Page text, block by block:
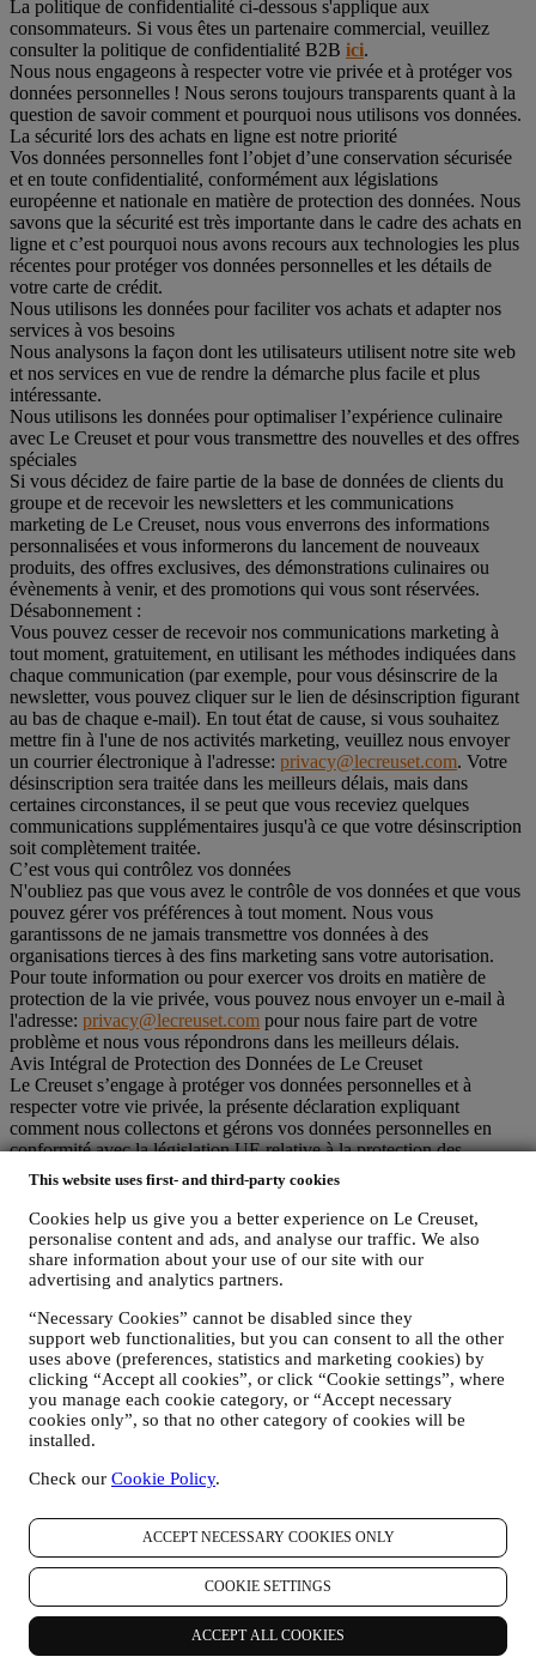
This website uses first- and third-party cookies
Cookies help us give you a better experience on Le Creuset,
personalise content and ads, and analyse our traffic. We also
share information about your use of our site with our
advertising and analytics partners.
“Necessary Cookies” cannot be disabled since they
support web functionalities, but you can consent to all the other
uses above (preferences, statistics and marketing cookies) by
clicking “Accept all cookies”, or click “Cookie settings”, where
you manage each cookie category, or “Accept necessary
cookies only”, so that no other category of cookies will be
installed.
Check our Cookie Policy.
ACCEPT NECESSARY COOKIES ONLY
COOKIE SETTINGS
ACCEPT ALL COOKIES
La politique de confidentialité ci-dessous s'applique aux
consommateurs. Si vous êtes un partenaire commercial, veuillez
consulter la politique de confidentialité B2B ici.
Nous nous engageons à respecter votre vie privée et à protéger vos
données personnelles ! Nous serons toujours transparents quant à la
question de savoir comment et pourquoi nous utilisons vos données.
La sécurité lors des achats en ligne est notre priorité
Vos données personnelles font l’objet d’une conservation sécurisée
et en toute confidentialité, conformément aux législations
européenne et nationale en matière de protection des données. Nous
savons que la sécurité est très importante dans le cadre des achats en
ligne et c’est pourquoi nous avons recours aux technologies les plus
récentes pour protéger vos données personnelles et les détails de
votre carte de crédit.
Nous utilisons les données pour faciliter vos achats et adapter nos
services à vos besoins
Nous analysons la façon dont les utilisateurs utilisent notre site web
et nos services en vue de rendre la démarche plus facile et plus
intéressante.
Nous utilisons les données pour optimaliser l’expérience culinaire
avec Le Creuset et pour vous transmettre des nouvelles et des offres
spéciales
Si vous décidez de faire partie de la base de données de clients du
groupe et de recevoir les newsletters et les communications
marketing de Le Creuset, nous vous enverrons des informations
personnalisées et vous informerons du lancement de nouveaux
produits, des offres exclusives, des démonstrations culinaires ou
évènements à venir, et des promotions qui vous sont réservées.
Désabonnement :
Vous pouvez cesser de recevoir nos communications marketing à
tout moment, gratuitement, en utilisant les méthodes indiquées dans
chaque communication (par exemple, pour vous désinscrire de la
newsletter, vous pouvez cliquer sur le lien de désinscription figurant
au bas de chaque e-mail). En tout état de cause, si vous souhaitez
mettre fin à l'une de nos activités marketing, veuillez nous envoyer
un courrier électronique à l'adresse: privacy@lecreuset.com. Votre
désinscription sera traitée dans les meilleurs délais, mais dans
certaines circonstances, il se peut que vous receviez quelques
communications supplémentaires jusqu'à ce que votre désinscription
soit complètement traitée.
C’est vous qui contrôlez vos données
N'oubliez pas que vous avez le contrôle de vos données et que vous
pouvez gérer vos préférences à tout moment. Nous vous
garantissons de ne jamais transmettre vos données à des
organisations tierces à des fins marketing sans votre autorisation.
Pour toute information ou pour exercer vos droits en matière de
protection de la vie privée, vous pouvez nous envoyer un e-mail à
l'adresse: privacy@lecreuset.com pour nous faire part de votre
problème et nous vous répondrons dans les meilleurs délais.
Avis Intégral de Protection des Données de Le Creuset
Le Creuset s’engage à protéger vos données personnelles et à
respecter votre vie privée, la présente déclaration expliquant
comment nous collectons et gérons vos données personnelles en
conformité avec la législation UE relative à la protection des
données (y compris la Réglementation générale de Protection des
données 2016/679 de l’Union européenne) et avec la loi relative à la
protection des données qui s’applique dans votre pays, dans votre
territoire ou dans votre région (les “Lois relatives à la Protection des
Données”).
1. QUEL TYPE DE DONNEES RECUEILLONS-NOUS AUPRES DE
Une “donnée personnelle” est une quelconque information vous
concernant, qui nous permettrait de vous identifier, soit directement,
soit en combinaison avec d’autres informations.
Enfants : Le présent site web n’est pas destiné aux enfants et nous ne
collectons pas sciemment des données relatives aux enfants.
Nous pouvons collecter des données personnelles vous concernant
lorsque vous visitez notre site web (le “Site web”), créez un compte
Le Creuset, achetez un produit Le Creuset sur le site Web ou en
boutique Signature et Outlet, ou lorsque vous vous abonnez à nos
communications marketing. En fonction de votre demande ou de
votre consentement, les données personnelles peuvent concerner :
le nom, le prénom, l’adresse électronique, la date de naissance
et d’autres coordonnées (adresse, numéro de téléphone), dans
le but de créer un compte Le Creuset, de faire un achat en tant
qu’utilisateur invité ou l’abonnement à nos communications